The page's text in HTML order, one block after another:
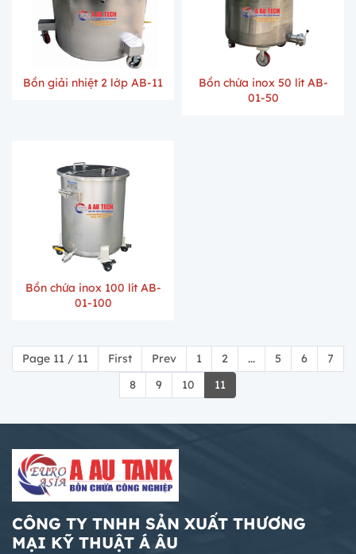
Bồn giải nhiệt 2 lớp AB-11
Bồn chứa inox 50 lít AB-
01-50
Bồn chứa inox 100 lít AB-
01-100
Page 11 / 11 First Prev 1 2 ... 5 6
7
8
9 10 11
CÔNG TY TNHH SẢN XUẤT THƯƠNG
MẠI KỸ THUẬT Á ÂU